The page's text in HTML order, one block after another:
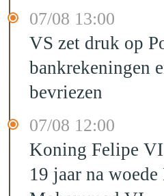
07/08 13:00
VS zet druk op
bankrekeningen
bevriezen
07/08 12:00
Koning Felipe
19 jaar na